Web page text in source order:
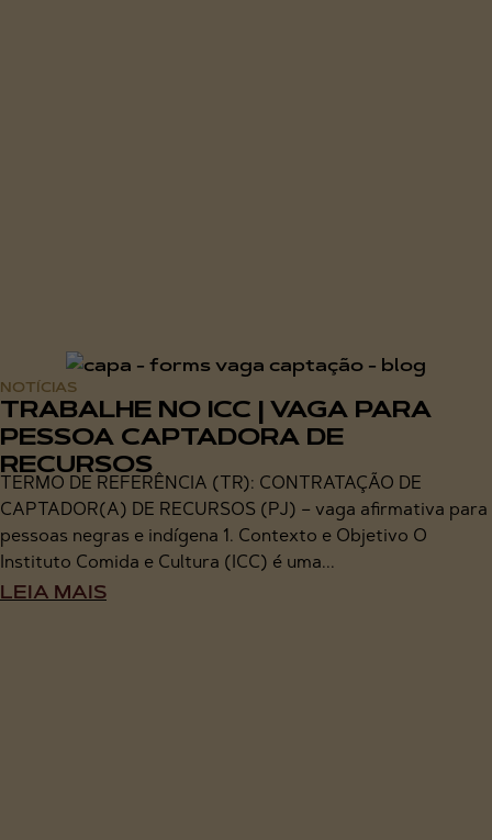
NOTÍCIAS
TRABALHE NO ICC | VAGA PARA
PESSOA CAPTADORA DE
RECURSOS
TERMO DE REFERÊNCIA (TR): CONTRATAÇÃO DE
CAPTADOR(A) DE RECURSOS (PJ) – vaga afirmativa para
pessoas negras e indígena 1. Contexto e Objetivo O
Instituto Comida e Cultura (ICC) é uma...
LEIA MAIS